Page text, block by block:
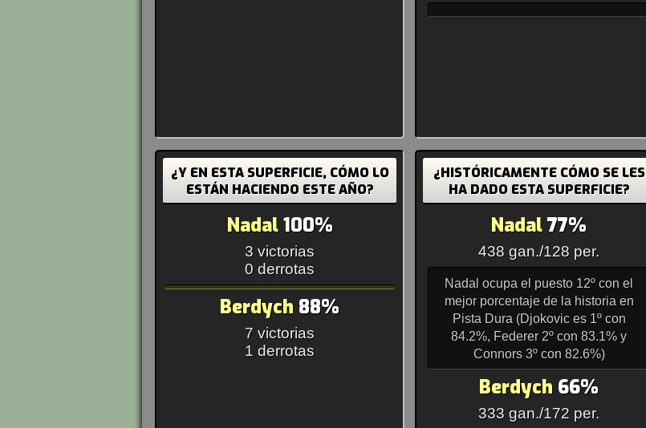
¿Y EN ESTA SUPERFICIE, CÓMO LO
ESTÁN HACIENDO ESTE AÑO?
Nadal100%
3 victorias
0 derrotas
Berdych 88%
7 victorias
1 derrotas
¿HISTÓRICAMENTE CÓMO SE LES
HA DADO ESTA SUPERFICIE?
Nadal77%
438 gan./128 per.
Nadal ocupa el puesto 12º con el
mejor porcentaje de la historia en
Pista Dura (Djokovic es 1º con
84.2%, Federer 2º con 83.1% y
Connors 3º con 82.6%)
Berdych 66%
333 gan./172 per.